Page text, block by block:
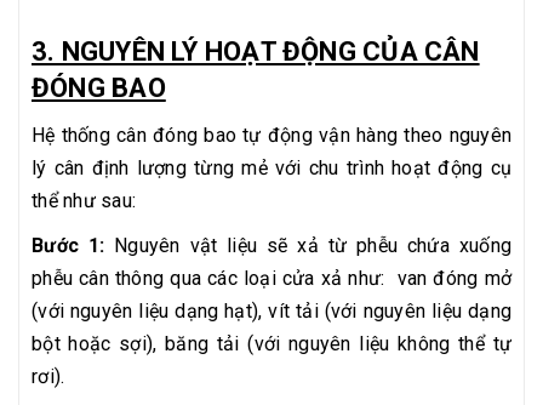
3. NGUYÊN LÝ HOẠT ĐỘNG CỦA CÂN
ĐÓNG BAO
Hệ thống cân đóng bao tự động vận hàng theo nguyên
lý cân định lượng từng mẻ với chu trình hoạt động cụ
thể như sau:
Bước 1: Nguyên vật liệu sẽ xả từ phễu chứa xuống
phễu cân thông qua các loại cửa xả như: van đóng mở
(với nguyên liệu dạng hạt), vít tải (với nguyên liệu dạng
bột hoặc sợi), băng tải (với nguyên liệu không thể tự
rơi).